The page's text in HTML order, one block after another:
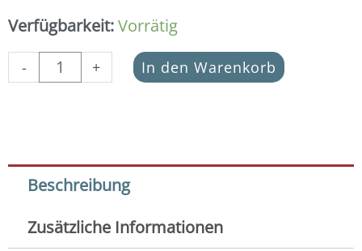
Verfügbarkeit:Vorrätig
-
Ovales
17
x
mm
Silber
vergoldet
+ In den Warenkorb
Beschreibung
Zusätzliche Informationen